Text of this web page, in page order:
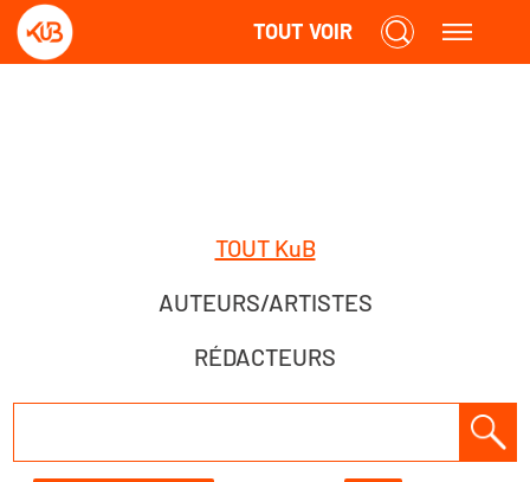
TOUT VOIR
TOUT KuB
AUTEURS/ARTISTES
RÉDACTEURS